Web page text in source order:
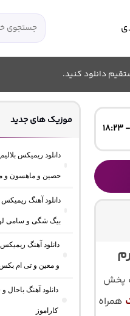
دانلود کنید.
پخش
همراه
موزیک های جدید
دانلود ریمیکس
حصین و ماهسون و
دانلود آهنگ
بیگ شگی و سامی
دانلود آهنگ
و معین و تی ام
دانلود آهنگ
کاراموز